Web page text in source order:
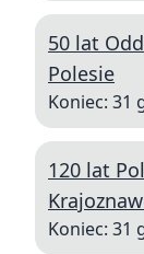
50 lat
Polesie
Koniec: 31
120 lat
Koniec: 31